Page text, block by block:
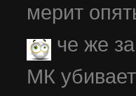
мерит
че же
МК